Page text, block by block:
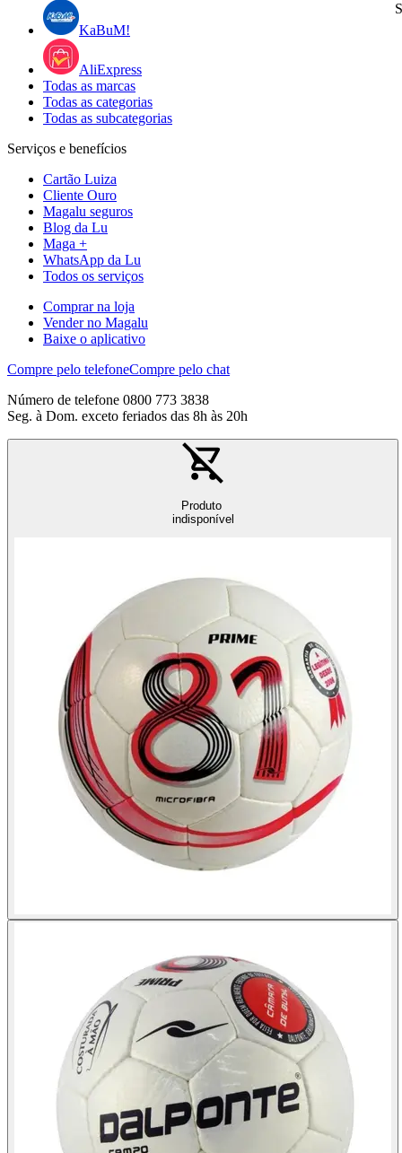
KaBuM!
AliExpress
Todas as marcas
Todas as categorias
Todas as subcategorias
Serviços e benefícios
Cartão Luiza
Cliente Ouro
Magalu seguros
Blog da Lu
Maga +
WhatsApp da Lu
Todos os serviços
Comprar na loja
Vender no Magalu
Baixe o aplicativo
Compre pelo telefoneCompre pelo chat
Número de telefone 0800 773 3838
Seg. à Dom. exceto feriados das 8h às 20h
Produto
indisponível